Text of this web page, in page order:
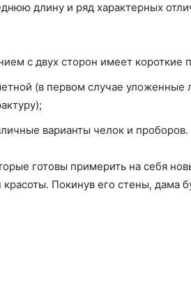
длину и ряд характерных
с двух сторон имеет короткие
(в первом случае уложенные
варианты челок и проборов.
готовы примерить на себя
Покинув его стены, дама